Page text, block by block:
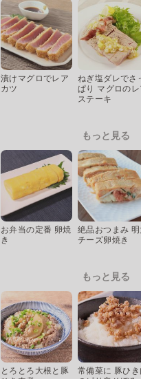
漬けマグロでレア
カツ
ねぎ塩ダレでさ
ぱり マグロの
ステーキ
もっと見る
お弁当の定番 卵焼
き
絶品おつまみ
チーズ卵焼き
もっと見る
とろとろ大根と豚
常備菜に 豚ひ